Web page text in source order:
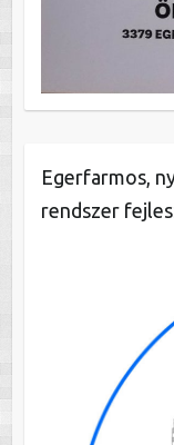
Egerfarmos,
rendszer